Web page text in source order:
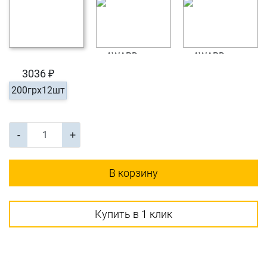
3036 ₽
200грх12шт
- +
В корзину
Купить в 1 клик